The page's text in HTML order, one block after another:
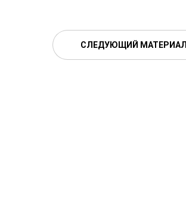
СЛЕДУЮЩИЙ МАТЕРИАЛ